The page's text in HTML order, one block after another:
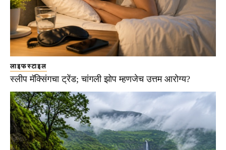
लाइफस्टाइल
स्लीप मॅक्सिंगचा ट्रेंड; चांगली झोप म्हणजेच उत्तम आरोग्य?